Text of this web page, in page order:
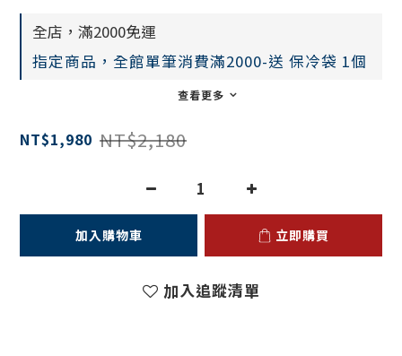
全店，滿2000免運
指定商品，全館單筆消費滿2000-送 保冷袋 1個
查看更多
NT$1,980 NT$2,180
加入購物車 立即購買
加入追蹤清單